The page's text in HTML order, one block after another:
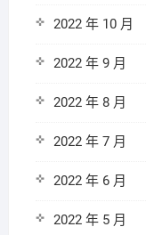
2022 年 10 月
2022 年 9 月
2022 年 8 月
2022 年 7 月
2022 年 6 月
2022 年 5 月